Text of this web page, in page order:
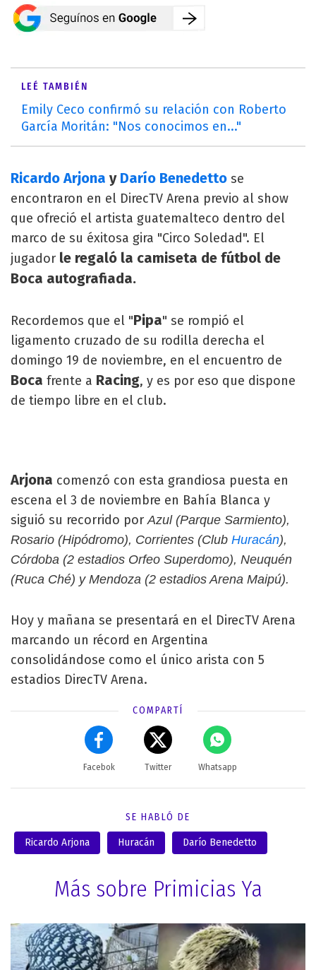
LEÉ TAMBIÉN
Emily Ceco confirmó su relación con Roberto
García Moritán: "Nos conocimos en..."
Ricardo Arjona y Darío Benedetto se
encontraron en el DirecTV Arena previo al show
que ofreció el artista guatemalteco dentro del
marco de su éxitosa gira "Circo Soledad". El
jugador le regaló la camiseta de fútbol de
Boca autografiada.
Recordemos que el "Pipa" se rompió el
ligamento cruzado de su rodilla derecha el
domingo 19 de noviembre, en el encuentro de
Boca frente a Racing, y es por eso que dispone
de tiempo libre en el club.
Arjona comenzó con esta grandiosa puesta en
escena el 3 de noviembre en Bahía Blanca y
siguió su recorrido porAzul (Parque Sarmiento),
Rosario (Hipódromo), Corrientes (Club Huracán),
Córdoba (2 estadios Orfeo Superdomo), Neuquén
(Ruca Ché) y Mendoza (2 estadios Arena Maipú).
Hoy y mañana se presentará en el DirecTV Arena
marcando un récord en Argentina
consolidándose como el único arista con 5
estadios DirecTV Arena.
COMPARTÍ
Facebok Twitter Whatsapp
SE HABLÓ DE
Ricardo Arjona Huracán Darío Benedetto
Más sobre Primicias Ya